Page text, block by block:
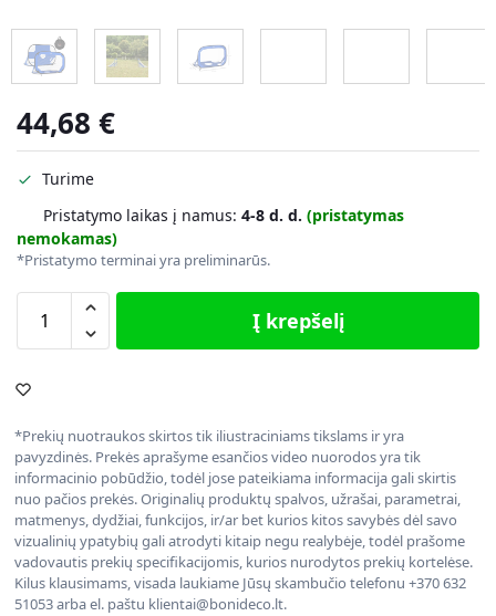
44,68 €
Turime
Pristatymo laikas į namus: 4-8 d. d. (pristatymas
nemokamas)
*Pristatymo terminai yra preliminarūs.
Į krepšelį
*Prekių nuotraukos skirtos tik iliustraciniams tikslams ir yra
pavyzdinės. Prekės aprašyme esančios video nuorodos yra tik
informacinio pobūdžio, todėl jose pateikiama informacija gali skirtis
nuo pačios prekės. Originalių produktų spalvos, užrašai, parametrai,
matmenys, dydžiai, funkcijos, ir/ar bet kurios kitos savybės dėl savo
vizualinių ypatybių gali atrodyti kitaip negu realybėje, todėl prašome
vadovautis prekių specifikacijomis, kurios nurodytos prekių kortelėse.
Kilus klausimams, visada laukiame Jūsų skambučio telefonu +370 632
51053 arba el. paštu klientai@bonideco.lt.